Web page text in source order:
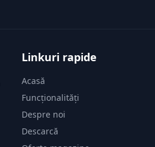
Linkuri rapide
Acasă
Funcționalități
Despre noi
Descarcă